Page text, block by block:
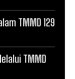
TMMD 129
TMMD